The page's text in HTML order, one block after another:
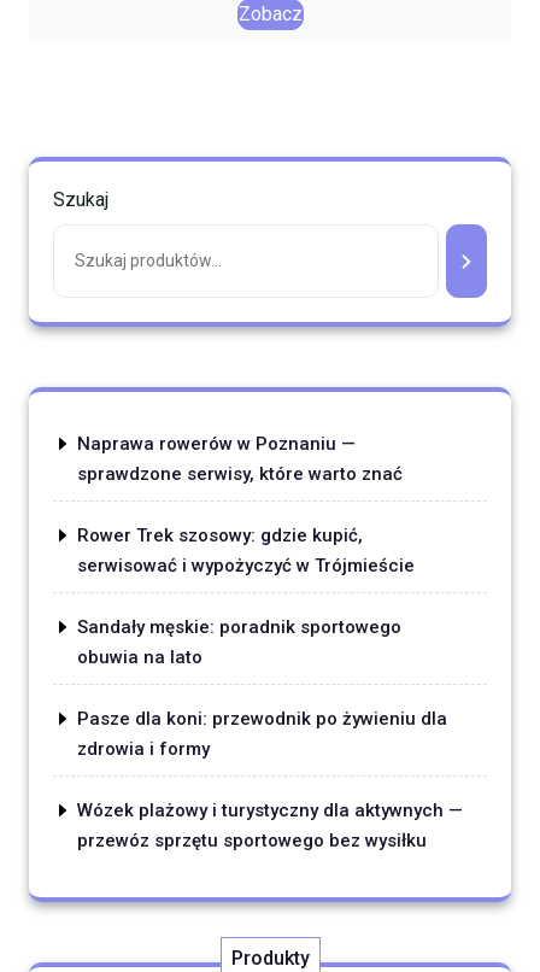
Zobacz
Szukaj
Naprawa rowerów w Poznaniu —
sprawdzone serwisy, które warto znać
Rower Trek szosowy: gdzie kupić,
serwisować i wypożyczyć w Trójmieście
Sandały męskie: poradnik sportowego
obuwia na lato
Pasze dla koni: przewodnik po żywieniu dla
zdrowia i formy
Wózek plażowy i turystyczny dla aktywnych —
przewóz sprzętu sportowego bez wysiłku
Produkty